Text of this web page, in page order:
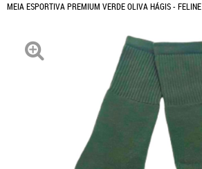
MEIA ESPORTIVA PREMIUM VERDE OLIVA HÁGIS - FELINE